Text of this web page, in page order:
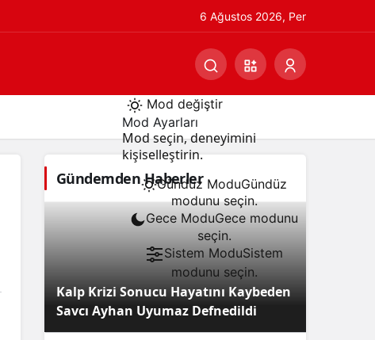
6 Ağustos 2026, Per
Mod değiştir
Mod Ayarları
Mod seçin, deneyimini
kişiselleştirin.
Gündüz ModuGündüz
modunu seçin.
Gece ModuGece modunu
seçin.
Sistem ModuSistem
modunu seçin.
Gündemden Haberler
Kalp Krizi Sonucu Hayatını Kaybeden
Savcı Ayhan Uyumaz Defnedildi